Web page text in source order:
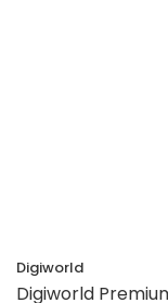
Digiworld
Digiworld